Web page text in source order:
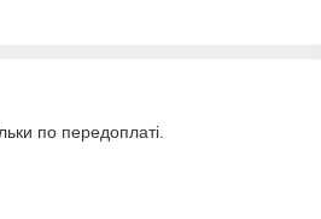
по передоплаті.